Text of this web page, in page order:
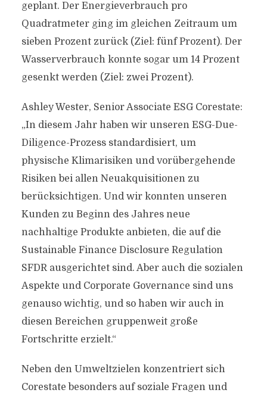
geplant. Der Energieverbrauch pro
Quadratmeter ging im gleichen Zeitraum um
sieben Prozent zurück (Ziel: fünf Prozent). Der
Wasserverbrauch konnte sogar um 14 Prozent
gesenkt werden (Ziel: zwei Prozent).
Ashley Wester, Senior Associate ESG Corestate:
„In diesem Jahr haben wir unseren ESG-Due-
Diligence-Prozess standardisiert, um
physische Klimarisiken und vorübergehende
Risiken bei allen Neuakquisitionen zu
berücksichtigen. Und wir konnten unseren
Kunden zu Beginn des Jahres neue
nachhaltige Produkte anbieten, die auf die
Sustainable Finance Disclosure Regulation
SFDR ausgerichtet sind. Aber auch die sozialen
Aspekte und Corporate Governance sind uns
genauso wichtig, und so haben wir auch in
diesen Bereichen gruppenweit große
Fortschritte erzielt.“
Neben den Umweltzielen konzentriert sich
Corestate besonders auf soziale Fragen und